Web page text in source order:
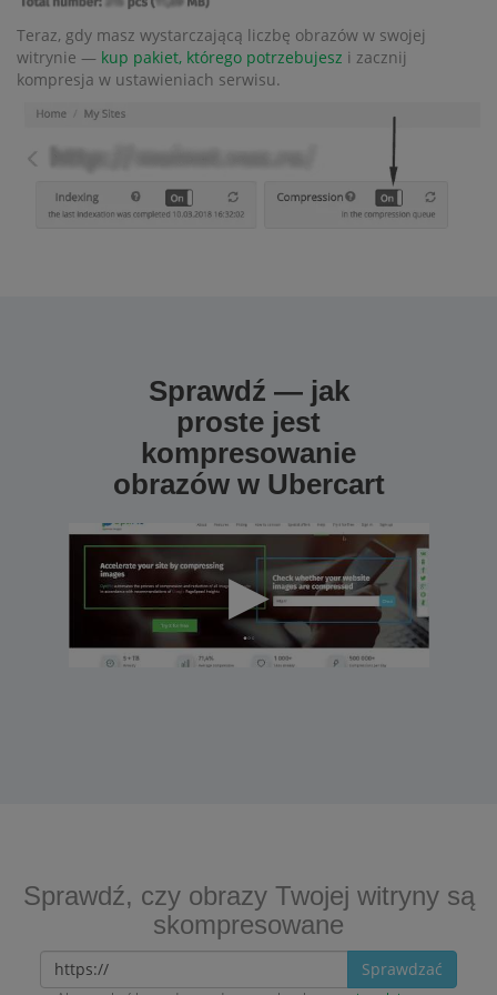
Teraz, gdy masz wystarczającą liczbę obrazów w swojej
witrynie — kup pakiet, którego potrzebujesz i zacznij
kompresja w ustawieniach serwisu.
Sprawdź — jak
proste jest
kompresowanie
obrazów w Ubercart
Sprawdź, czy obrazy Twojej witryny są
skompresowane
Sprawdzać